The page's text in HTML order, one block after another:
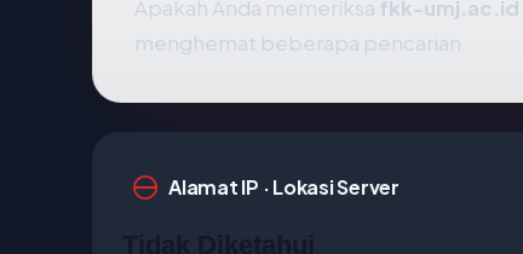
Apakah Anda memeriksa fkk-umj.ac.id
menghemat beberapa pencarian.
Alamat IP · Lokasi Server